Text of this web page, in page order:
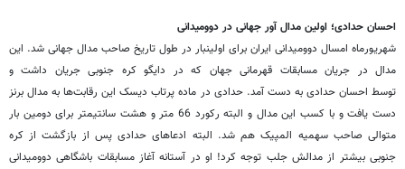
احسان حدادی؛ اولین مدال آور جهانی در دوومیدانی
شهریورماه امسال دوومیدانی ایران برای اولین‏‎بار در طول تاریخ صاحب مدال جهانی شد. این
مدال در جریان مسابقات قهرمانی جهان که در دایگو کره جنوبی جریان داشت و
توسط احسان حدادی به دست آمد. حدادی در ماده پرتاب دیسک این رقابت‎‌ها به مدال برنز
دست یافت و با کسب این مدال و البته رکورد 66 متر و هشت سانتی‎متر برای دومین بار
متوالی صاحب سهمیه المپیک هم شد. البته ادعاهای حدادی پس از بازگشت از کره
جنوبی بیشتر از مدالش جلب توجه کرد! او در آستانه آغاز مسابقات باشگاهی دوومیدانی